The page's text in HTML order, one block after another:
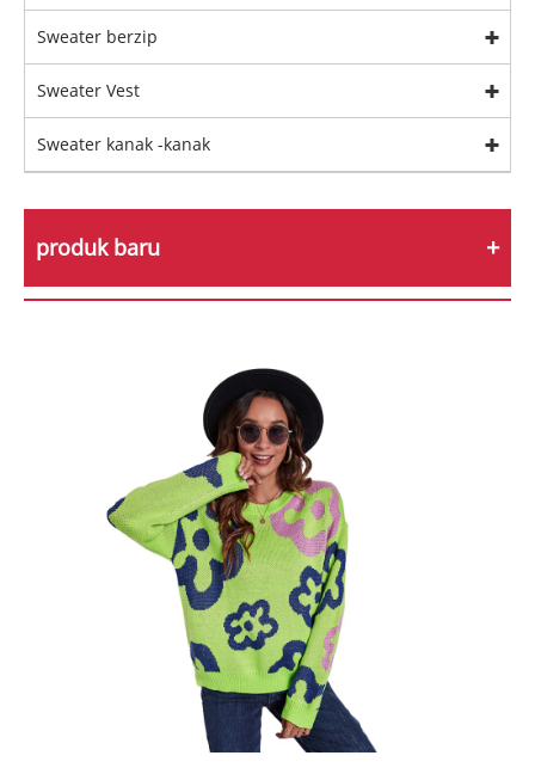
Sweater berzip
Sweater Vest
Sweater kanak -kanak
produk baru